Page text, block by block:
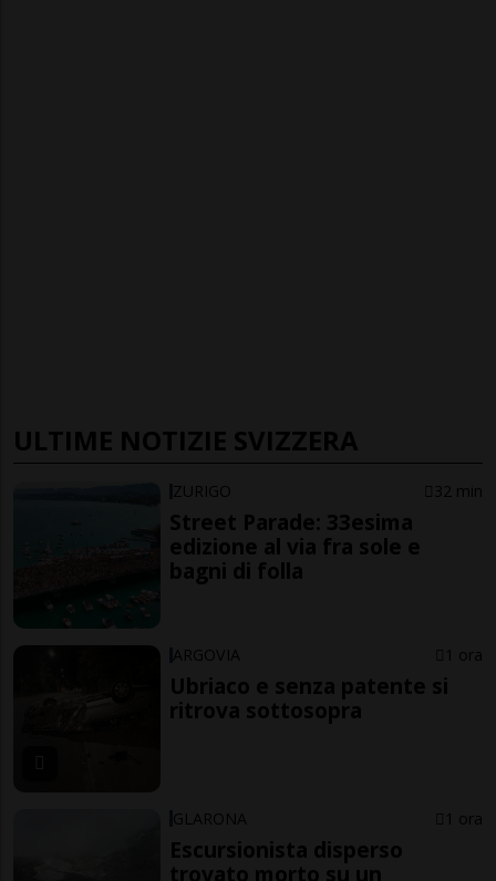
ULTIME NOTIZIE SVIZZERA
ZURIGO 32 min
Street Parade: 33esima
edizione al via fra sole e
bagni di folla
ARGOVIA 1 ora
Ubriaco e senza patente si
ritrova sottosopra
GLARONA 1 ora
Escursionista disperso
trovato morto su un